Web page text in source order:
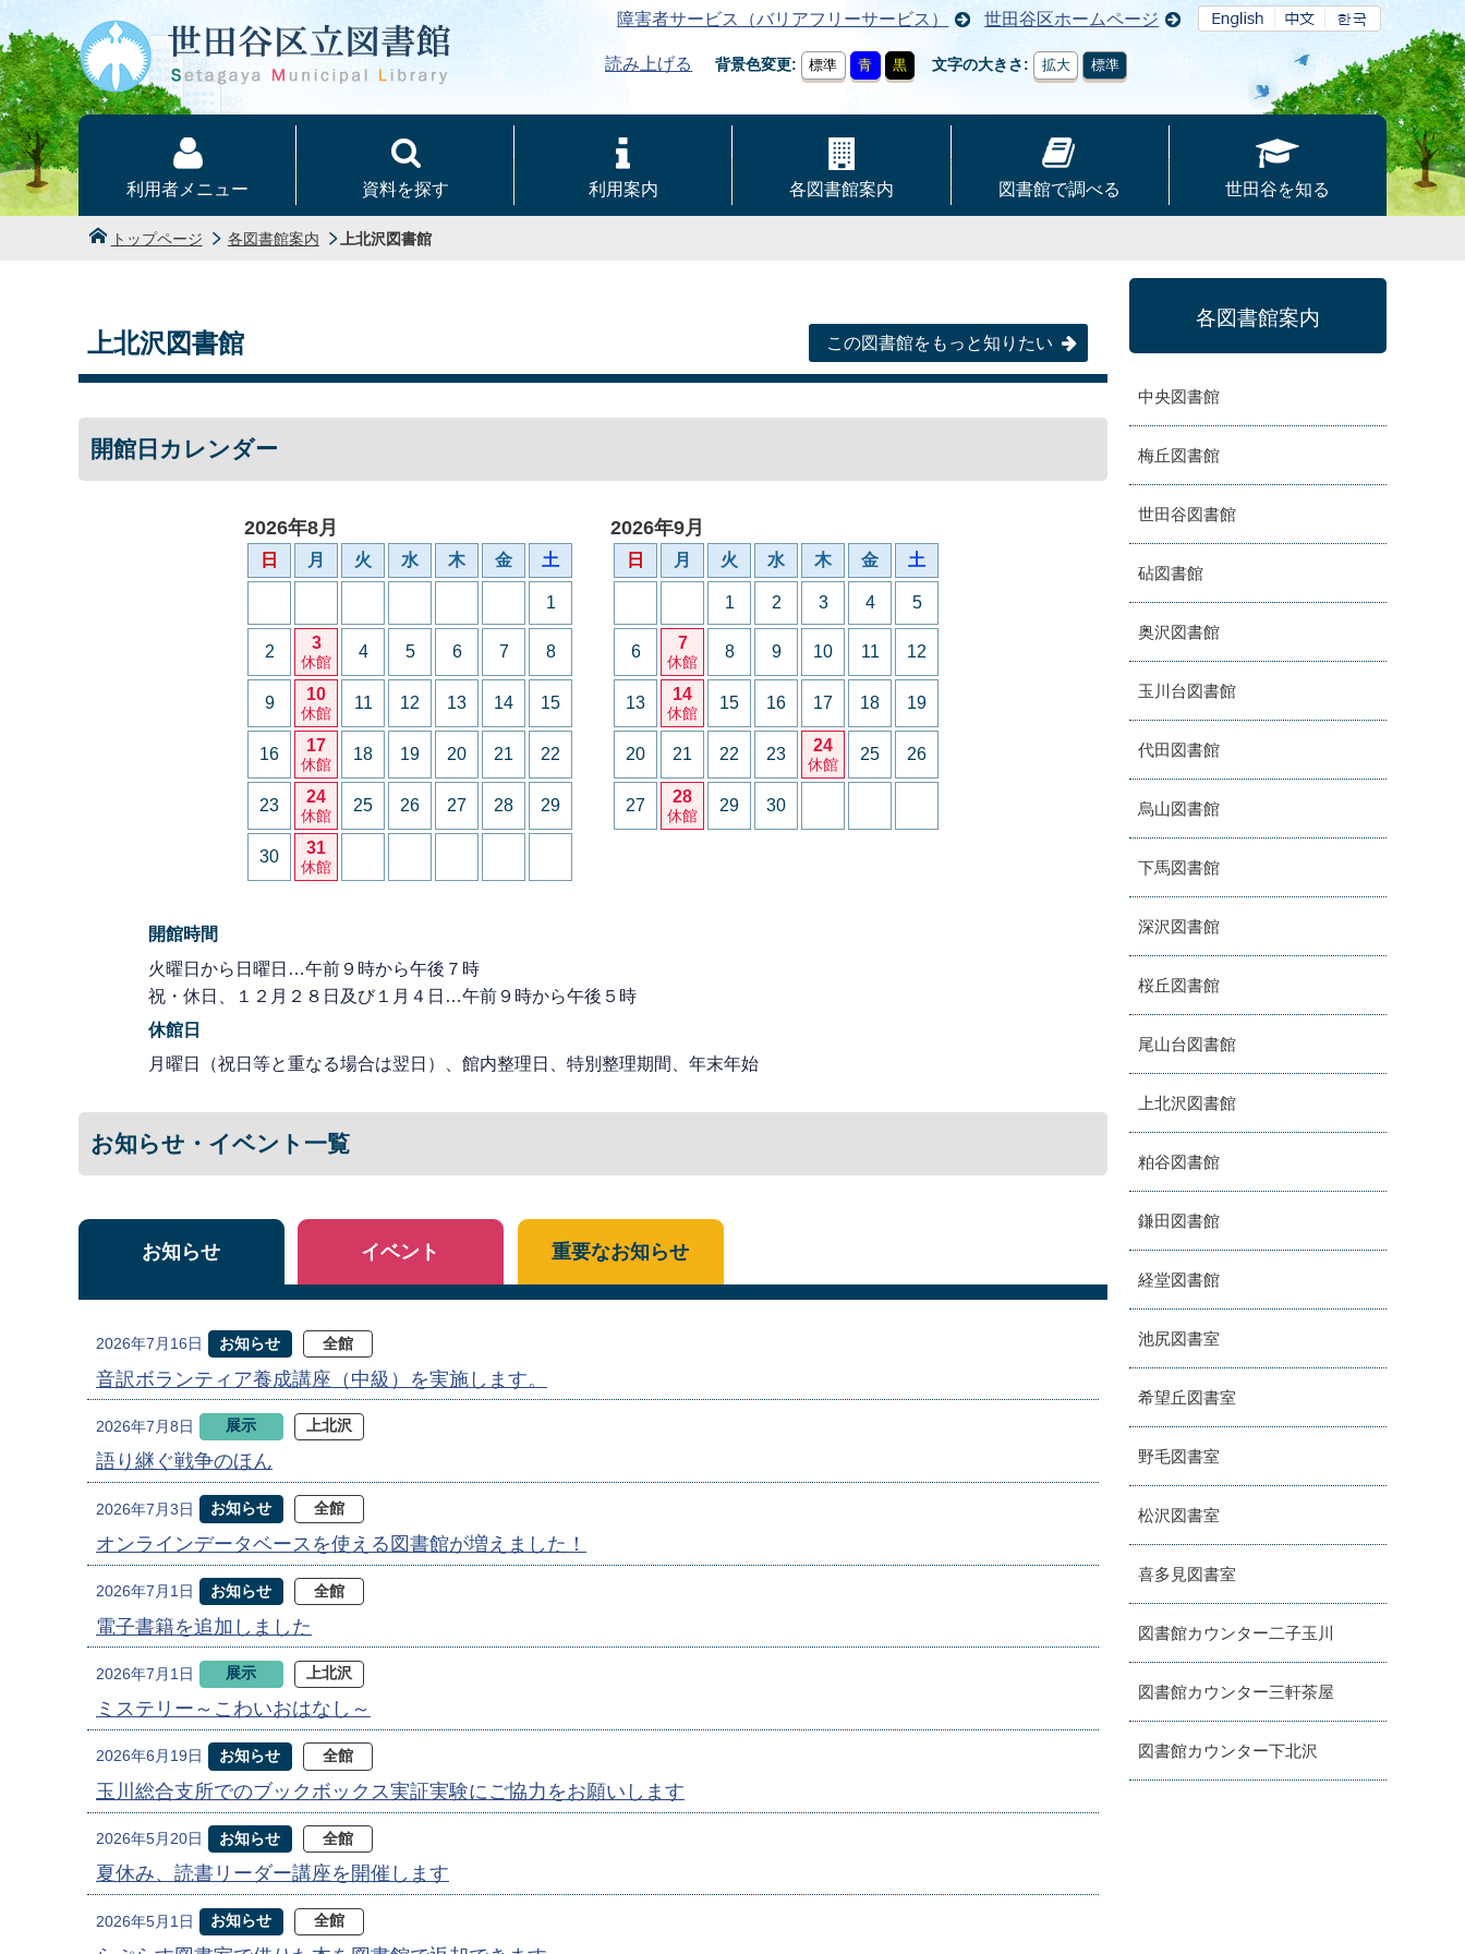
本文へ
障害者サービス（バリアフリーサービス） 世田谷区ホームページ
読み上げる 背景色変更 標準 青 黒 文字の大きさ 拡大 標準
利用者メニュー 資料を探す 利用案内 各図書館案内 図書館で調べる 世田谷を知る
トップページ 各図書館案内 上北沢図書館
上北沢図書館 この図書館をもっと知りたい
開館日カレンダー
2026年8月
日 月 火 水 木 金 土
1
2 3
休館
4 5 6 7 8
9 10
休館
11 12 13 14 15
16 17
休館
18 19 20 21 22
23 24
休館
25 26 27 28 29
30 31
休館
2026年9月
日 月 火 水 木 金 土
1 2 3 4 5
6 7
休館
8 9 10 11 12
13 14
休館
15 16 17 18 19
20 21 22 23 24
休館
25 26
27 28
休館
29 30
開館時間
火曜日から日曜日…午前９時から午後７時
祝・休日、１２月２８日及び１月４日…午前９時から午後５時
休館日
月曜日（祝日等と重なる場合は翌日）、館内整理日、特別整理期間、年末年始
お知らせ・イベント一覧
お知らせ
2026年7月16日 お知らせ 全館
音訳ボランティア養成講座（中級）を実施します。
2026年7月8日 展示 上北沢
語り継ぐ戦争のほん
2026年7月3日 お知らせ 全館
オンラインデータベースを使える図書館が増えました！
2026年7月1日 お知らせ 全館
電子書籍を追加しました
2026年7月1日 展示 上北沢
ミステリー～こわいおはなし～
2026年6月19日 お知らせ 全館
玉川総合支所でのブックボックス実証実験にご協力をお願いします
2026年5月20日 お知らせ 全館
夏休み、読書リーダー講座を開催します
2026年5月1日 お知らせ 全館
イベント 重要なお知らせ
各図書館案内
中央図書館
梅丘図書館
世田谷図書館
砧図書館
奥沢図書館
玉川台図書館
代田図書館
烏山図書館
下馬図書館
深沢図書館
桜丘図書館
尾山台図書館
上北沢図書館
粕谷図書館
鎌田図書館
経堂図書館
池尻図書室
希望丘図書室
野毛図書室
松沢図書室
喜多見図書室
図書館カウンター二子玉川
図書館カウンター三軒茶屋
図書館カウンター下北沢